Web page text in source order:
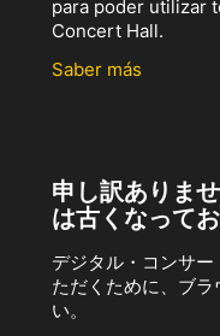
para poder utilizar
Concert Hall.
Saber más
申し訳ありま
は古くなって
デジタル・コンサ
ただくために、ブ
い。